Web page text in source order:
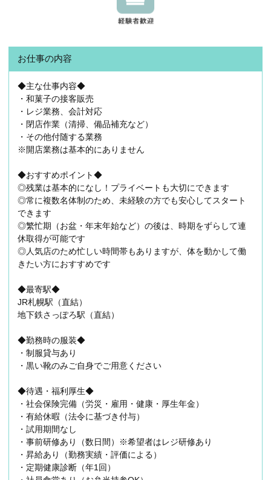
お仕事の内容
◆主な仕事内容◆
・和菓子の接客販売
・レジ業務、会計対応
・閉店作業（清掃、備品補充など）
・その他付随する業務
※開店業務は基本的にありません
◆おすすめポイント◆
◎残業は基本的になし！プライベートも大切にできます
◎常に複数名体制のため、未経験の方でも安心してスタート
できます
◎繁忙期（お盆・年末年始など）の後は、時期をずらして連
休取得が可能です
◎人気店のため忙しい時間帯もありますが、体を動かして働
きたい方におすすめです
◆最寄駅◆
JR札幌駅（直結）
地下鉄さっぽろ駅（直結）
◆勤務時の服装◆
・制服貸与あり
・黒い靴のみご自身でご用意ください
◆待遇・福利厚生◆
・社会保険完備（労災・雇用・健康・厚生年金）
・有給休暇（法令に基づき付与）
・試用期間なし
・事前研修あり（数日間）※希望者はレジ研修あり
・昇給あり（勤務実績・評価による）
・定期健康診断（年1回）